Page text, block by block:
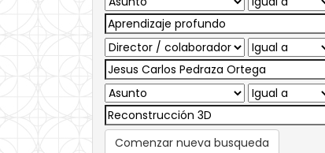
Comenzar nueva busqueda